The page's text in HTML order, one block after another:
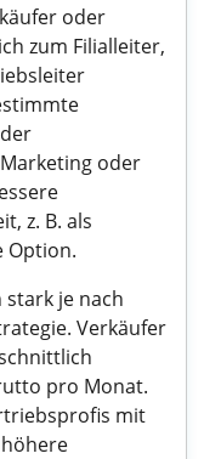
oder
zum Filialleiter,
oder
z. B. als
Option.
je nach
Verkäufer
pro Monat.
mit